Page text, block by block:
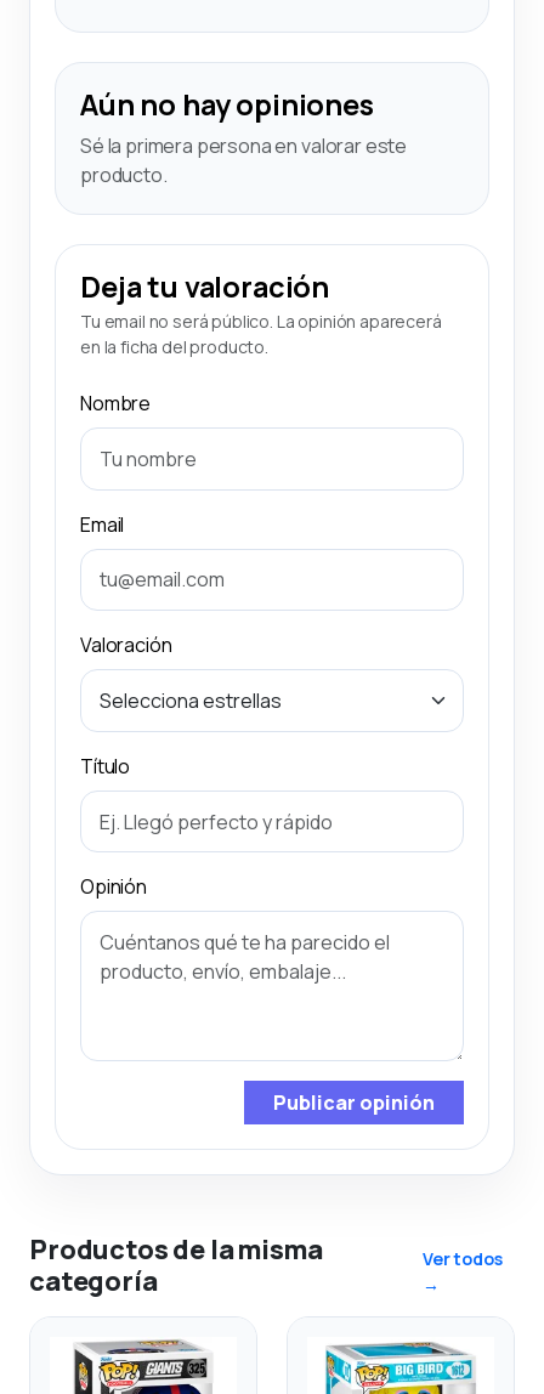
Aún no hay opiniones
Sé la primera persona en valorar este
producto.
Deja tu valoración
Tu email no será público. La opinión aparecerá
en la ficha del producto.
Nombre
Email
Valoración
Título
Opinión
Publicar opinión
Productos de la misma
categoría
Ver todos
→